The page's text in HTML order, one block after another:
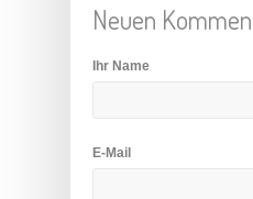
Neuen
Ihr Name
E-Mail